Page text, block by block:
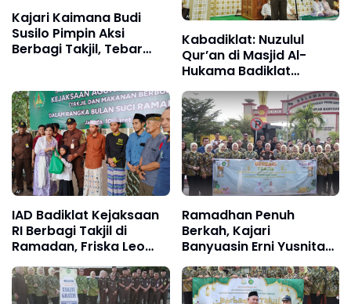
Kajari Kaimana Budi
Susilo Pimpin Aksi
Berbagi Takjil, Tebar
Kabadiklat: Nuzulul
Qur’an di Masjid Al-
Hukama Badiklat
Kejaksaan, Momentum
Memperkuat Integritas
Menuju Indonesia Emas
2045
IAD Badiklat Kejaksaan
RI Berbagi Takjil di
Ramadan, Friska Leo
Simanjuntak: Wujud
Kepedulian kepada
Sesama
Ramadhan Penuh
Berkah, Kajari
Banyuasin Erni Yusnita
Kembali Pimpin Aksi
Berbagi Takjil dan
Siraman Rohani